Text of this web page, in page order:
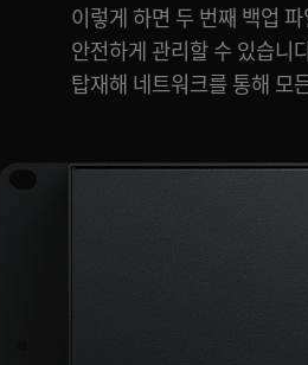
이렇게 하면 두 번째 백업
안전하게 관리할 수 있습니
탑재해 네트워크를 통해 모
링라이트가 탑재되어 있어 디